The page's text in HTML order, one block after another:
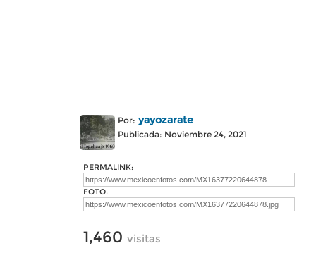
Por: yayozarate
Publicada: Noviembre 24, 2021
PERMALINK:
FOTO:
1,460 visitas